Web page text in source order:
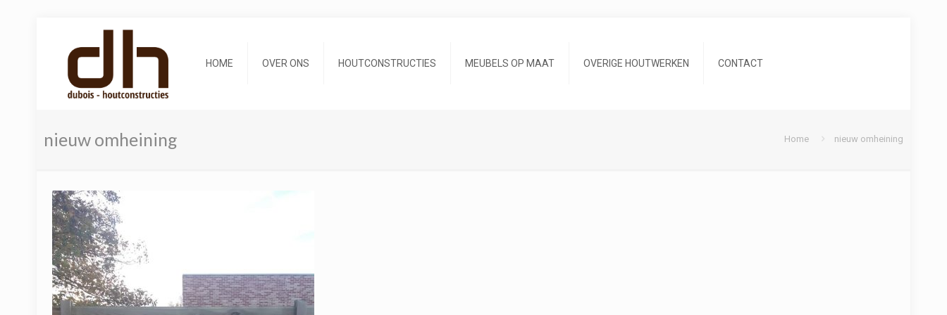
HOME OVER ONS HOUTCONSTRUCTIES MEUBELS OP MAAT OVERIGE HOUTWERKEN CONTACT
nieuw omheining Home nieuw omheining